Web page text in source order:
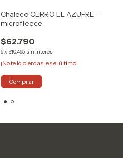
Chaleco CERRO EL AZUFRE -
microfleece
$62.790
6x $10.465 sin interés
¡No te lo pierdas, es el último!
Comprar